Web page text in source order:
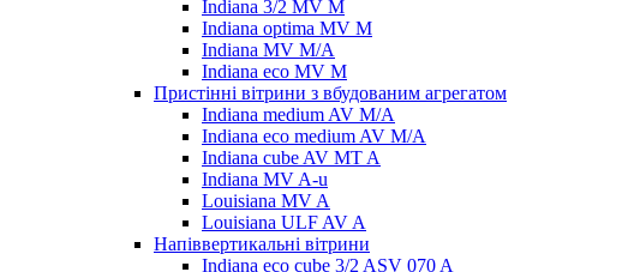
Indiana 3/2 MV M
Indiana optima MV M
Indiana MV M/A
Indiana eco MV M
Пристінні вітрини з вбудованим агрегатом
Indiana medium AV M/A
Indiana eco medium AV M/A
Indiana cube AV MT A
Indiana MV A-u
Louisiana MV A
Louisiana ULF AV A
Напіввертикальні вітрини
Indiana eco cube 3/2 ASV 070 A